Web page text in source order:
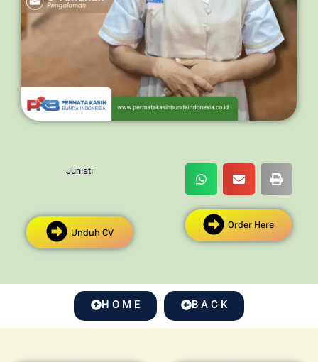
Juniati
Unduh CV
Order Here
H O M E B A C K